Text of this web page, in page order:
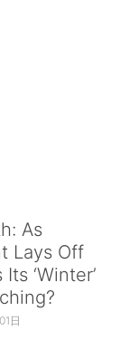
As
Lays Off
‘Winter’
日